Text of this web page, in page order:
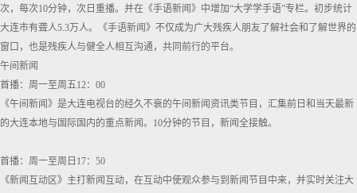
次，每次10分钟，次日重播。并在《手语新闻》中增加“大学学手语”专栏。初步统计
大连市有聋人5.3万人。《手语新闻》不仅成为广大残疾人朋友了解社会和了解世界的
窗口，也是残疾人与健全人相互沟通，共同前行的平台。
午间新闻
首播：周一至周五12：00
《午间新闻》是大连电视台的经久不衰的午间新闻资讯类节目，汇集前日和当天最新
的大连本地与国际国内的重点新闻。10分钟的节目，新闻全接触。
首播：周一至周日17：50
《新闻互动区》主打新闻互动，在互动中使观众参与到新闻节目中来，并实时关注大